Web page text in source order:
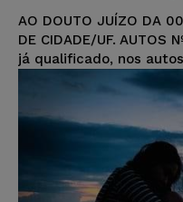
AO DOUTO JUÍZO DA
DE CIDADE/UF. AUTOS
já qualificado, nos